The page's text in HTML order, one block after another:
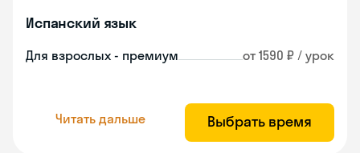
Испанский язык
Для взрослых - премиум от 1590 ₽ / урок
Читать дальше Выбрать время